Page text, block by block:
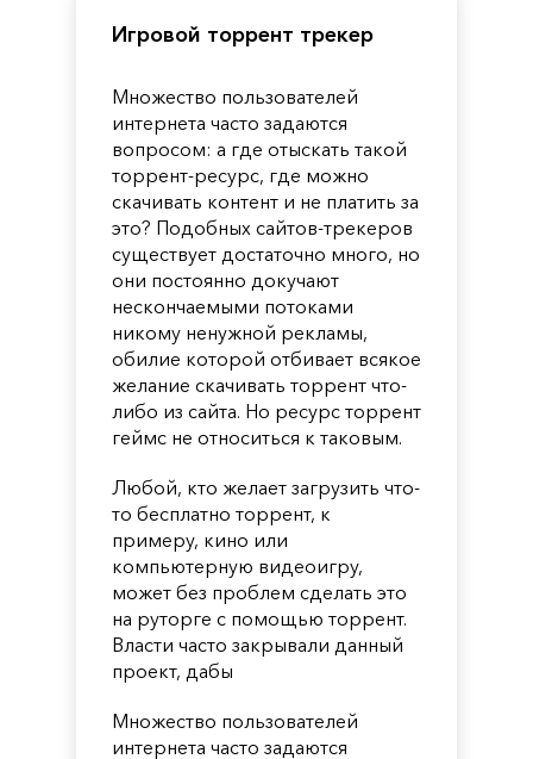
Игровой торрент трекер
Множество пользователей
интернета часто задаются
вопросом: а где отыскать такой
торрент-ресурс, где можно
скачивать контент и не платить за
это? Подобных сайтов-трекеров
существует достаточно много, но
они постоянно докучают
нескончаемыми потоками
никому ненужной рекламы,
обилие которой отбивает всякое
желание скачивать торрент что-
либо из сайта. Но ресурс торрент
геймс не относиться к таковым.
Любой, кто желает загрузить что-
то бесплатно торрент, к
примеру, кино или
компьютерную видеоигру,
может без проблем сделать это
на руторге с помощью торрент.
Власти часто закрывали данный
проект, дабы
Множество пользователей
интернета часто задаются